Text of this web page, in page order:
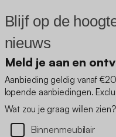
Blijf op de
nieuws
Meld je aan en
Aanbieding geldig vanaf
lopende aanbiedingen.
Wat zou je graag willen zien?
Binnenmeubilair